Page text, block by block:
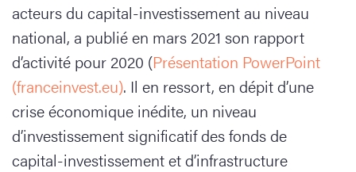
acteurs du capital-investissement au niveau
national, a publié en mars 2021 son rapport
d’activité pour 2020 (Présentation PowerPoint
(franceinvest.eu). Il en ressort, en dépit d’une
crise économique inédite, un niveau
d’investissement significatif des fonds de
capital-investissement et d’infrastructure